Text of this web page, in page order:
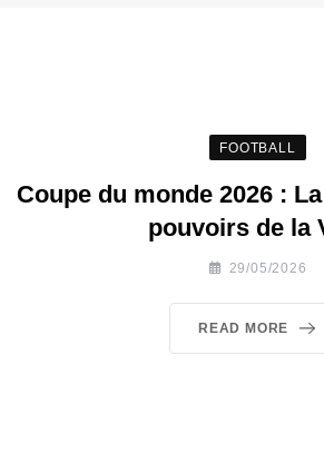
FOOTBALL
Coupe du monde 2026 :
pouvoirs de la
29/05/2026
READ MORE